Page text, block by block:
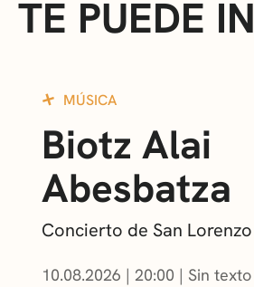
TE PUEDE
MÚSICA
Biotz Alai
Abesbatza
Concierto de San Lorenzo
10.08.2026 | 20:00
Sin texto